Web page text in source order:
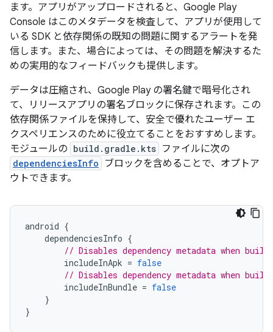
ます。アプリがアップロードされると、Google Play
Console はこのメタデータを検査して、アプリが使用して
いる SDK と依存関係の既知の問題に関するアラートを発
信します。また、場合によっては、その問題を解決するた
めの実用的なフィードバックも提供します。
データは圧縮され、Google Play の署名鍵で暗号化され
て、リリースアプリの署名ブロックに保存されます。この
依存関係ファイルを保持して、安全で優れたユーザー エ
クスペリエンスのために役立てることをおすすめします。
モジュールの build.gradle.kts ファイルに次の
dependenciesInfo
ブロックを含めることで、オプトア
ウトできます。
android {
dependenciesInfo {
// Disables dependency metadata when
includeInApk = false
// Disables dependency metadata when
includeInBundle = false
}
}